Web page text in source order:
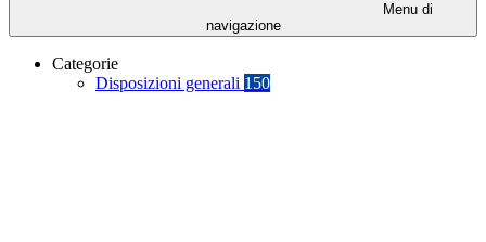
Menu di
navigazione
Categorie
Disposizioni generali 150